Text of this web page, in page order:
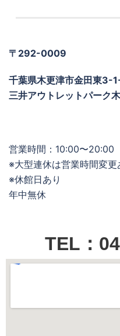
〒292-0009
千葉県木更津市金田東3-
三井アウトレットパーク
営業時間：10:00〜20:00
※大型連休は営業時間変更
※休館日あり
年中無休
TEL：